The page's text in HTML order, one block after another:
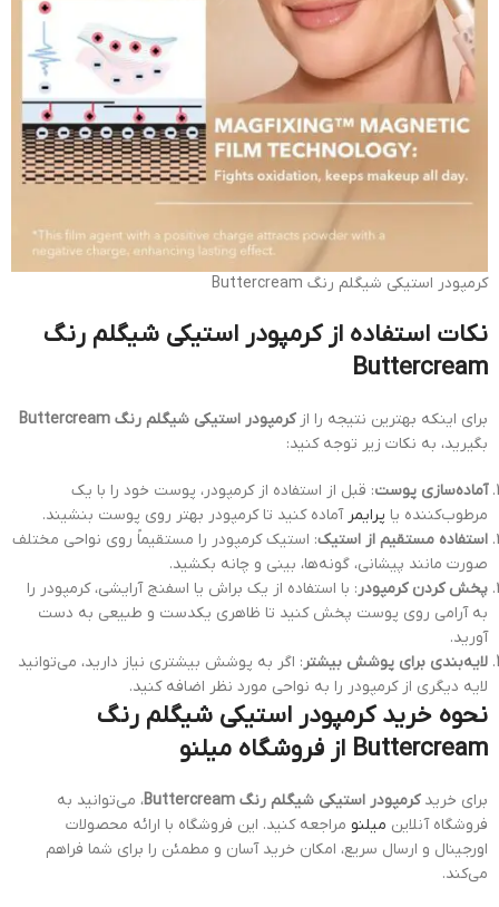
کرمپودر استیکی شیگلم رنگ Buttercream
نکات استفاده از کرمپودر استیکی شیگلم رنگ
Buttercream
برای اینکه بهترین نتیجه را ازکرمپودر استیکی شیگلم رنگ Buttercream
بگیرید، به نکات زیر توجه کنید:
آماده‌سازی پوست: قبل از استفاده از کرمپودر، پوست خود را با یک
مرطوب‌کننده یا پرایمر آماده کنید تا کرمپودر بهتر روی پوست بنشیند.
استفاده مستقیم از استیک: استیک کرمپودر را مستقیماً روی نواحی مختلف
صورت مانند پیشانی، گونه‌ها، بینی و چانه بکشید.
پخش کردن کرمپودر : با استفاده از یک براش یا اسفنج آرایشی، کرمپودر را
به آرامی روی پوست پخش کنید تا ظاهری یکدست و طبیعی به دست
آورید.
لایه‌بندی برای پوشش بیشتر : اگر به پوشش بیشتری نیاز دارید، می‌توانید
لایه دیگری از کرمپودر را به نواحی مورد نظر اضافه کنید.
نحوه خرید کرمپودر استیکی شیگلم رنگ
Buttercream از فروشگاه میلنو
برای خریدکرمپودر استیکی شیگلم رنگ Buttercream
، می‌توانید به
فروشگاه آنلاین میلنو مراجعه کنید. این فروشگاه با ارائه محصولات
اورجینال و ارسال سریع، امکان خرید آسان و مطمئن را برای شما فراهم
می‌کند.